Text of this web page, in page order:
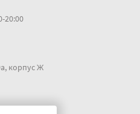
20:00
корпус Ж